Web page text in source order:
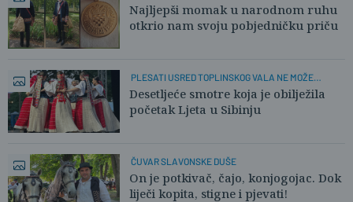
Najljepši momak u narodnom ruhu
otkrio nam svoju pobjedničku priču
PLESATI USRED TOPLINSKOG VALA NE MOŽE
SVATKO
Desetljeće smotre koja je obilježila
početak Ljeta u Sibinju
ČUVAR SLAVONSKE DUŠE
On je potkivač, čajo, konjogojac. Dok
liječi kopita, stigne i pjevati!